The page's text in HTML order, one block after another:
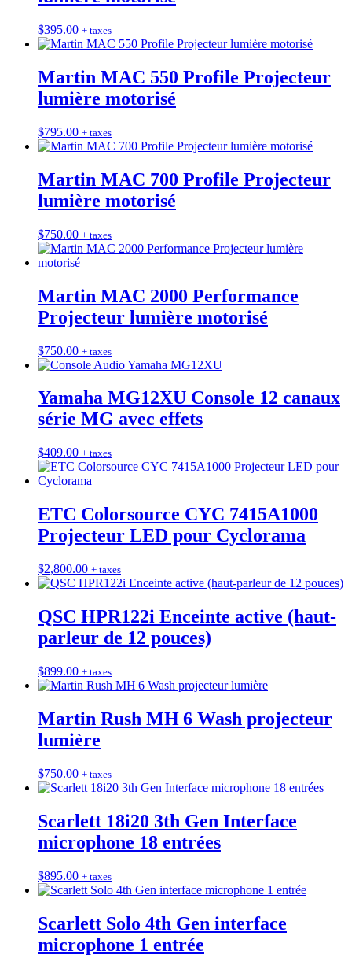
$395.00 + taxes
Martin MAC 550 Profile Projecteur
lumière motorisé
$795.00 + taxes
Martin MAC 700 Profile Projecteur
lumière motorisé
$750.00 + taxes
Martin MAC 2000 Performance
Projecteur lumière motorisé
$750.00 + taxes
Yamaha MG12XU Console 12 canaux
série MG avec effets
$409.00 + taxes
ETC Colorsource CYC 7415A1000
Projecteur LED pour Cyclorama
$2,800.00 + taxes
QSC HPR122i Enceinte active (haut-
parleur de 12 pouces)
$899.00 + taxes
Martin Rush MH 6 Wash projecteur
lumière
$750.00 + taxes
Scarlett 18i20 3th Gen Interface
microphone 18 entrées
$895.00 + taxes
Scarlett Solo 4th Gen interface
microphone 1 entrée